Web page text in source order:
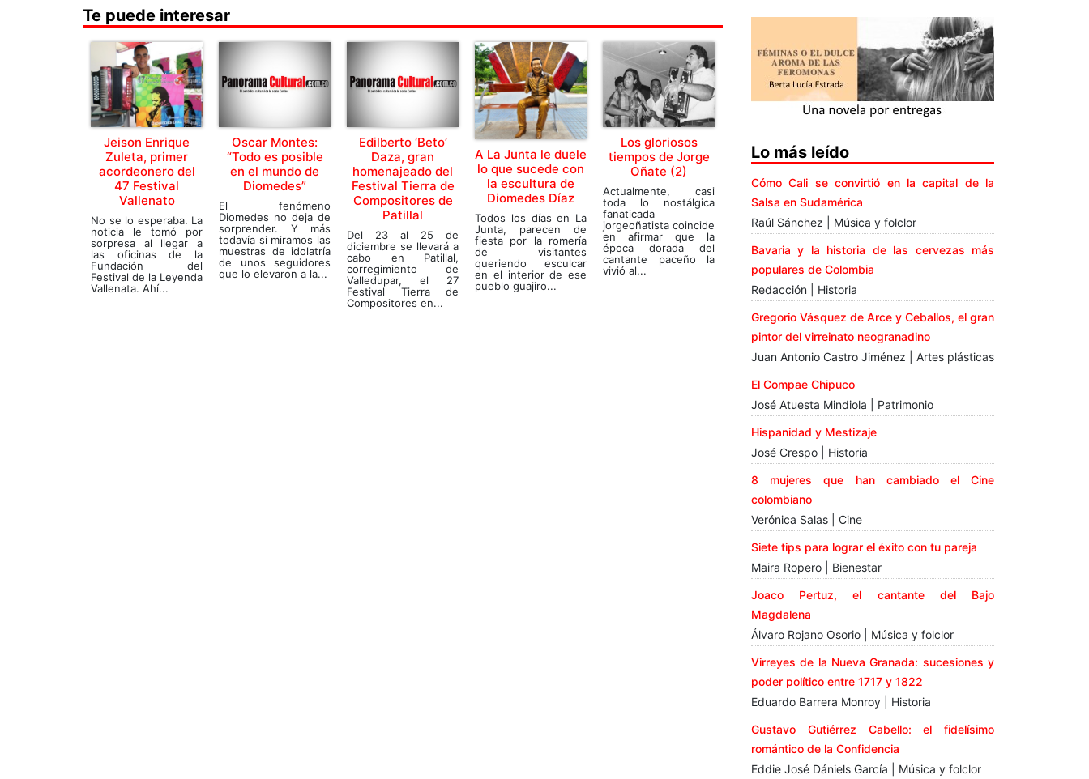
Te puede interesar
Jeison Enrique
Zuleta, primer
acordeonero del
47 Festival
Vallenato
No se lo esperaba. La
noticia le tomó por
sorpresa al llegar a
las oficinas de la
Fundación del
Festival de la Leyenda
Vallenata. Ahí...
Oscar Montes:
“Todo es posible
en el mundo de
Diomedes”
El fenómeno
Diomedes no deja de
sorprender. Y más
todavía si miramos las
muestras de idolatría
de unos seguidores
que lo elevaron a la...
Edilberto ‘Beto’
Daza, gran
homenajeado del
Festival Tierra de
Compositores de
Patillal
Del 23 al 25 de
diciembre se llevará a
cabo en Patillal,
corregimiento de
Valledupar, el 27
Festival Tierra de
Compositores en...
A La Junta le duele
lo que sucede con
la escultura de
Diomedes Díaz
Todos los días en La
Junta, parecen de
fiesta por la romería
de visitantes
queriendo esculcar
en el interior de ese
pueblo guajiro...
Los gloriosos
tiempos de Jorge
Oñate (2)
Actualmente, casi
toda lo nostálgica
fanaticada
jorgeoñatista coincide
en afirmar que la
época dorada del
cantante paceño la
vivió al...
Lo más leído
Cómo Cali se convirtió en la capital de la
Salsa en Sudamérica
Raúl Sánchez | Música y folclor
Bavaria y la historia de las cervezas más
populares de Colombia
Redacción | Historia
Gregorio Vásquez de Arce y Ceballos, el gran
pintor del virreinato neogranadino
Juan Antonio Castro Jiménez | Artes plásticas
El Compae Chipuco
José Atuesta Mindiola | Patrimonio
Hispanidad y Mestizaje
José Crespo | Historia
8 mujeres que han cambiado el Cine
colombiano
Verónica Salas | Cine
Siete tips para lograr el éxito con tu pareja
Maira Ropero | Bienestar
Joaco Pertuz, el cantante del Bajo
Magdalena
Álvaro Rojano Osorio | Música y folclor
Virreyes de la Nueva Granada: sucesiones y
poder político entre 1717 y 1822
Eduardo Barrera Monroy | Historia
Gustavo Gutiérrez Cabello: el fidelísimo
romántico de la Confidencia
Eddie José Dániels García | Música y folclor